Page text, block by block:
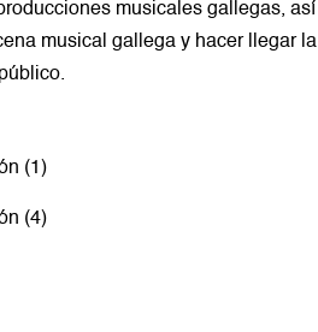
musicales gallegas, así
musical gallega y hacer llegar la